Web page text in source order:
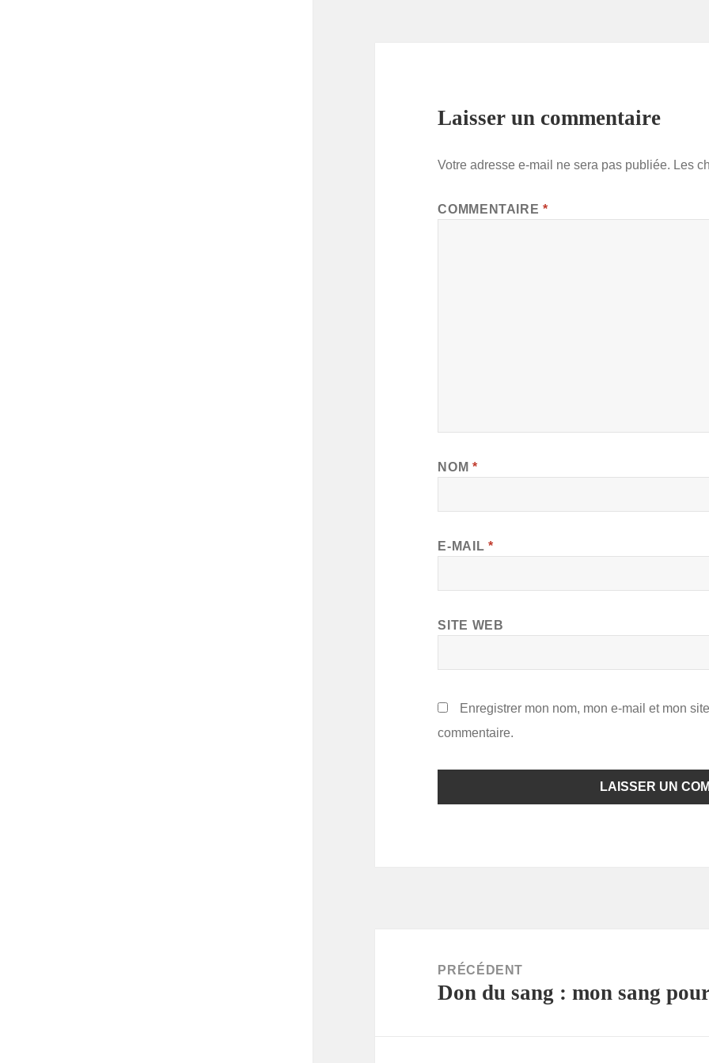
Laisser un commentaire
Votre adresse e-mail ne sera pas publiée. Les
COMMENTAIRE*
NOM *
E-MAIL *
SITE WEB
Enregistrer mon nom, mon e-mail et mon
commentaire.
PRÉCÉDENT
Article
Don du sang : mon sang